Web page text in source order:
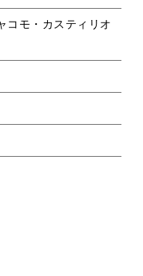
コモ・カスティリオ